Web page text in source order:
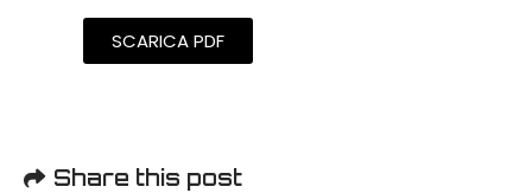
SCARICA PDF
Share this post